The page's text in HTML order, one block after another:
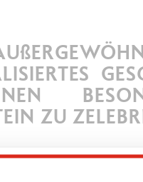
ZU
Studiums, Abitur,